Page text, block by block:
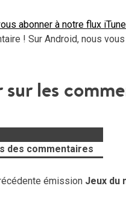
abonner à notre flux
! Sur Android, nous
sur les
des commentaires
émission Jeux du